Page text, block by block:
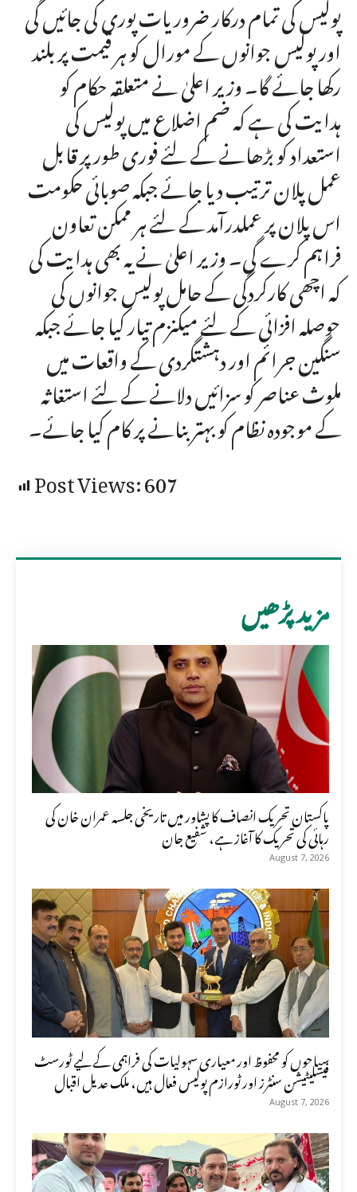
پولیس کی تمام درکار ضروریات پوری کی جائیں گی
اور پولیس جوانوں کے مورال کو ہر قیمت پر بلند
رکھا جائے گا۔ وزیر اعلیٰ نے متعلقہ حکام کو
ہدایت کی ہے کہ ضم اضلاع میں پولیس کی
استعداد کو بڑھانے کے لئے فوری طور پر قابل
عمل پلان ترتیب دیا جائے جبکہ صوبائی حکومت
اس پلان پر عملدرآمد کے لئے ہر ممکن تعاون
فراہم کرے گی۔ وزیر اعلیٰ نے یہ بھی ہدایت کی
کہ اچھی کارکردگی کے حامل پولیس جوانوں کی
حوصلہ افزائی کے لئے میکنزم تیار کیا جائے جبکہ
سنگین جرائم اور دہشتگردی کے واقعات میں
ملوث عناصر کو سزائیں دلانے کے لئے استغاثہ
کے موجودہ نظام کو بہتر بنانے پر کام کیا جائے۔
Post Views:607
مزید پڑھیں
پاکستان تحریک انصاف کا پشاور میں تاریخی جلسہ عمران خان کی
رہائی کی تحریک کا آغاز ہے، شفیع جان
August 7, 2026
سیاحوں کو محفوظ اور معیاری سہولیات کی فراہمی کے لیے ٹورسٹ
فیسلیٹیشن سنٹرز اور ٹورازم پولیس فعال ہیں، ملک عدیل اقبال
August 7, 2026